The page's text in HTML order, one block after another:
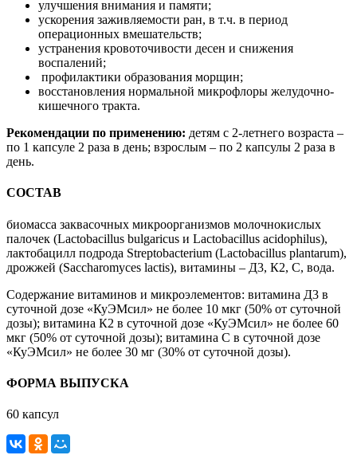
улучшения внимания и памяти;
ускорения заживляемости ран, в т.ч. в период
операционных вмешательств;
устранения кровоточивости десен и снижения
воспалений;
профилактики образования морщин;
восстановления нормальной микрофлоры желудочно-
кишечного тракта.
Рекомендации по применению: детям с 2-летнего возраста –
по 1 капсуле 2 раза в день; взрослым – по 2 капсулы 2 раза в
день.
СОСТАВ
биомасса заквасочных микроорганизмов молочнокислых
палочек (Lactobacillus bulgaricus и Lactobacillus acidophilus),
лактобацилл подрода Streptobacterium (Lactobacillus plantarum),
дрожжей (Saccharomyces lactis), витамины – Д3, К2, С, вода.
Содержание витаминов и микроэлементов: витамина Д3 в
суточной дозе «КуЭМсил» не более 10 мкг (50% от суточной
дозы); витамина К2 в суточной дозе «КуЭМсил» не более 60
мкг (50% от суточной дозы); витамина С в суточной дозе
«КуЭМсил» не более 30 мг (30% от суточной дозы).
ФОРМА ВЫПУСКА
60 капсул